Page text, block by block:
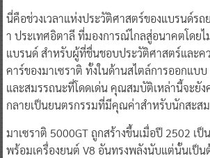
นี่คือช่วงเวลาแห่งประวัติศาสตร์ของแบรนด์รถ
า ประเทศอิตาลี ที่มองการณ์ไกลสู่อนาคตโดยไ
แบรนด์ สำหรับผู้ที่ชื่นชอบประวัติศาสตร์และค
คาร์ของมาเซราติ ทั้งในด้านสไตล์การออกแบ
และสมรรถนะที่โดดเด่น คุณสมบัติเหล่านี้จะยัง
กลายเป็นยนตรกรรมที่มีคุณค่าสำหรับนักสะสม
มาเซราติ 5000GT ถูกสร้างขึ้นเมื่อปี 2502 เ
พร้อมเครื่องยนต์ V8 อันทรงพลังนับแต่นั้นเป็น